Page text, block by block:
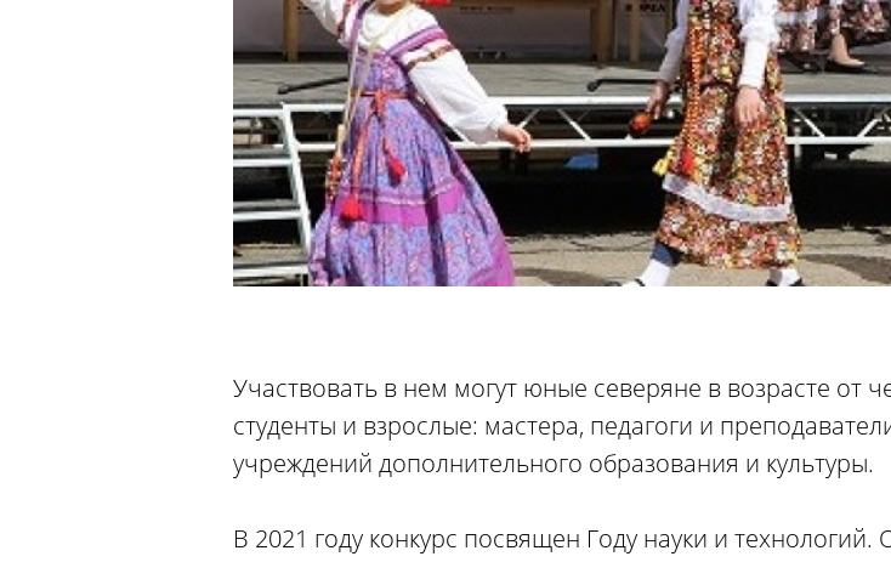
Участвовать в нем могут юные северяне в возрасте от
студенты и взрослые: мастера, педагоги и
учреждений дополнительного образования и культуры.
В 2021 году конкурс посвящен Году науки и